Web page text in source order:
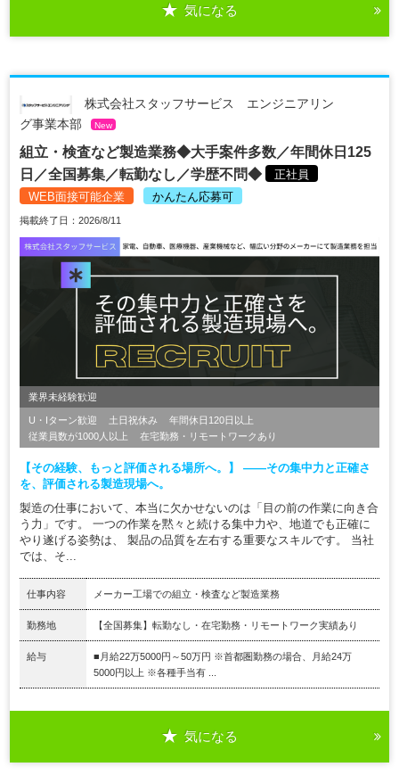
気になる
株式会社スタッフサービス エンジニアリン
グ事業本部
New
組立・検査など製造業務◆大手案件多数／年間休日125
日／全国募集／転勤なし／学歴不問◆
正社員
WEB面接可能企業
かんたん応募可
掲載終了日：2026/8/11
業界未経験歓迎
U・Iターン歓迎 土日祝休み
年間休日120日以上
従業員数が1000人以上
在宅勤務・リモートワークあり
【その経験、もっと評価される場所へ。】 ――その集中力と正確さ
を、評価される製造現場へ。
製造の仕事において、本当に欠かせないのは「目の前の作業に向き合
う力」です。 一つの作業を黙々と続ける集中力や、地道でも正確に
やり遂げる姿勢は、 製品の品質を左右する重要なスキルです。 当社
では、そ...
仕事内容 メーカー工場での組立・検査など製造業務
勤務地 【全国募集】転勤なし・在宅勤務・リモートワーク実績あり
給与
■月給22万5000円～50万円 ※首都圏勤務の場合、月給24万
5000円以上 ※各種手当有 ...
気になる